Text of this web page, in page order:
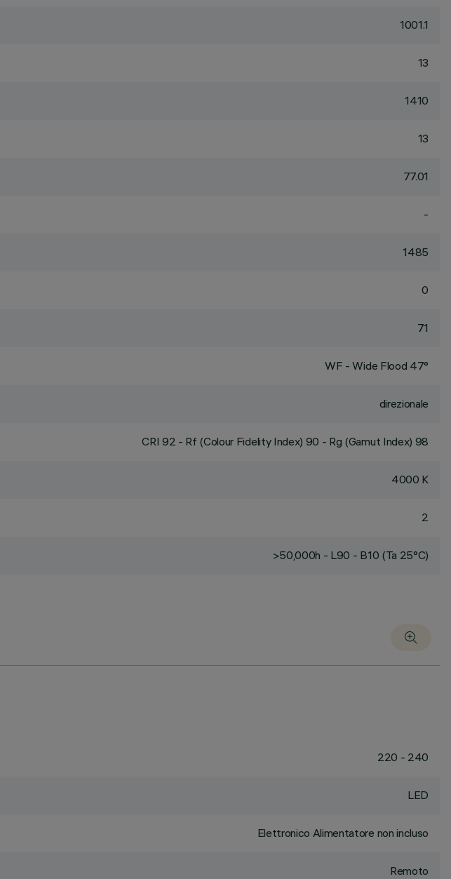
1001.1
13
1410
13
77.01
-
1485
0
71
WF - Wide Flood 47°
direzionale
CRI 92 - Rf (Colour Fidelity Index) 90 - Rg (Gamut Index) 98
4000 K
2
>50,000h - L90 - B10 (Ta 25°C)
220 - 240
LED
Elettronico Alimentatore non incluso
Remoto